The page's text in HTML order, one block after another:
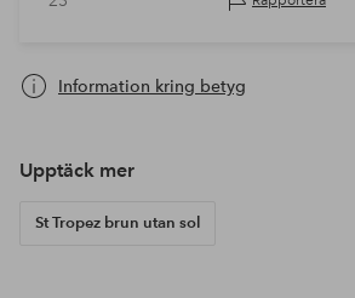
Information kring betyg
Upptäck mer
St Tropez brun utan sol